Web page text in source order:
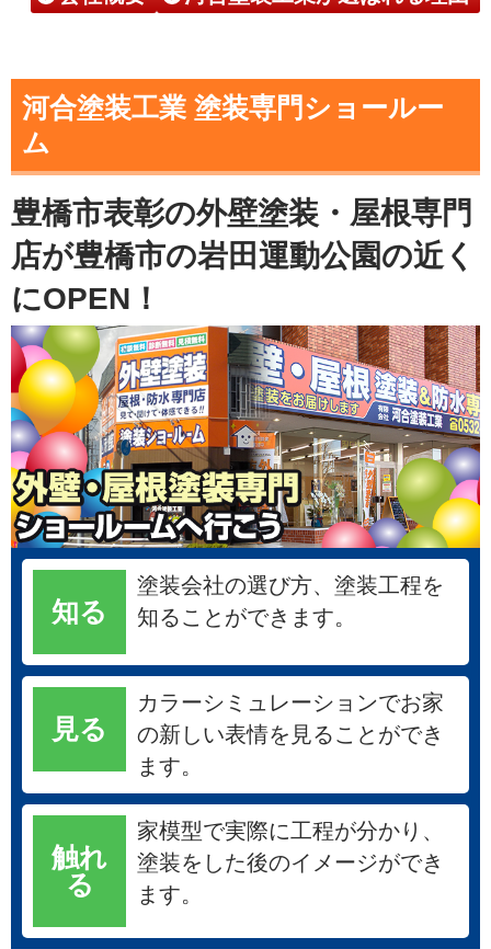
河合塗装工業 塗装専門ショールー
ム
豊橋市表彰の外壁塗装・屋根専門
店が豊橋市の岩田運動公園の近く
にOPEN！
知る
塗装会社の選び方、塗装工程を
知ることができます。
見る
カラーシミュレーションでお家
の新しい表情を見ることができ
ます。
触れ
る
家模型で実際に工程が分かり、
塗装をした後のイメージができ
ます。